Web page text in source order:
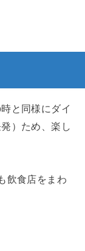
と同様にダイ
）ため、楽し
飲食店をまわ